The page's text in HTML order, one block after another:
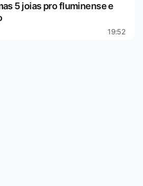
5 joias pro fluminense e
19:52